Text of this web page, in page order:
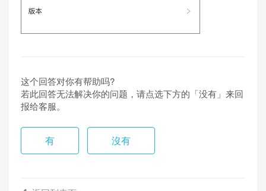
这个回答对你有帮助吗?
若此回答无法解决你的问题，请点选下方的「没有」来回
报给客服。
有 沒有